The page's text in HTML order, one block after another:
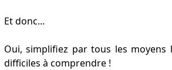
Et donc...
Oui, simplifiez par tous les moyens
difficiles à comprendre !